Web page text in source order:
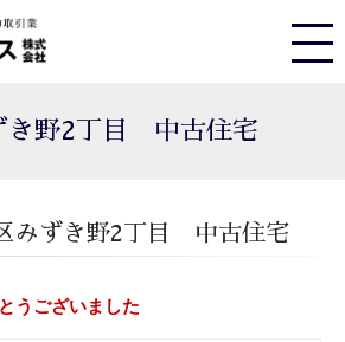
き野2丁目 中古住宅
みずき野2丁目 中古住宅
うございました